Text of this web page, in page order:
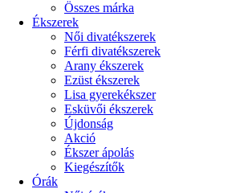
Összes márka
Ékszerek
Női divatékszerek
Férfi divatékszerek
Arany ékszerek
Ezüst ékszerek
Lisa gyerekékszer
Esküvői ékszerek
Újdonság
Akció
Ékszer ápolás
Kiegészítők
Órák